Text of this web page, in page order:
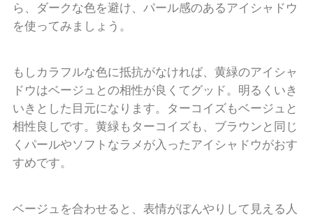
ら、ダークな色を避け、パール感のあるアイシャドウ
を使ってみましょう。
もしカラフルな色に抵抗がなければ、黄緑のアイシャ
ドウはベージュとの相性が良くてグッド。明るくいき
いきとした目元になります。ターコイズもベージュと
相性良しです。黄緑もターコイズも、ブラウンと同じ
くパールやソフトなラメが入ったアイシャドウがおす
すめです。
ベージュを合わせると、表情がぼんやりして見える人